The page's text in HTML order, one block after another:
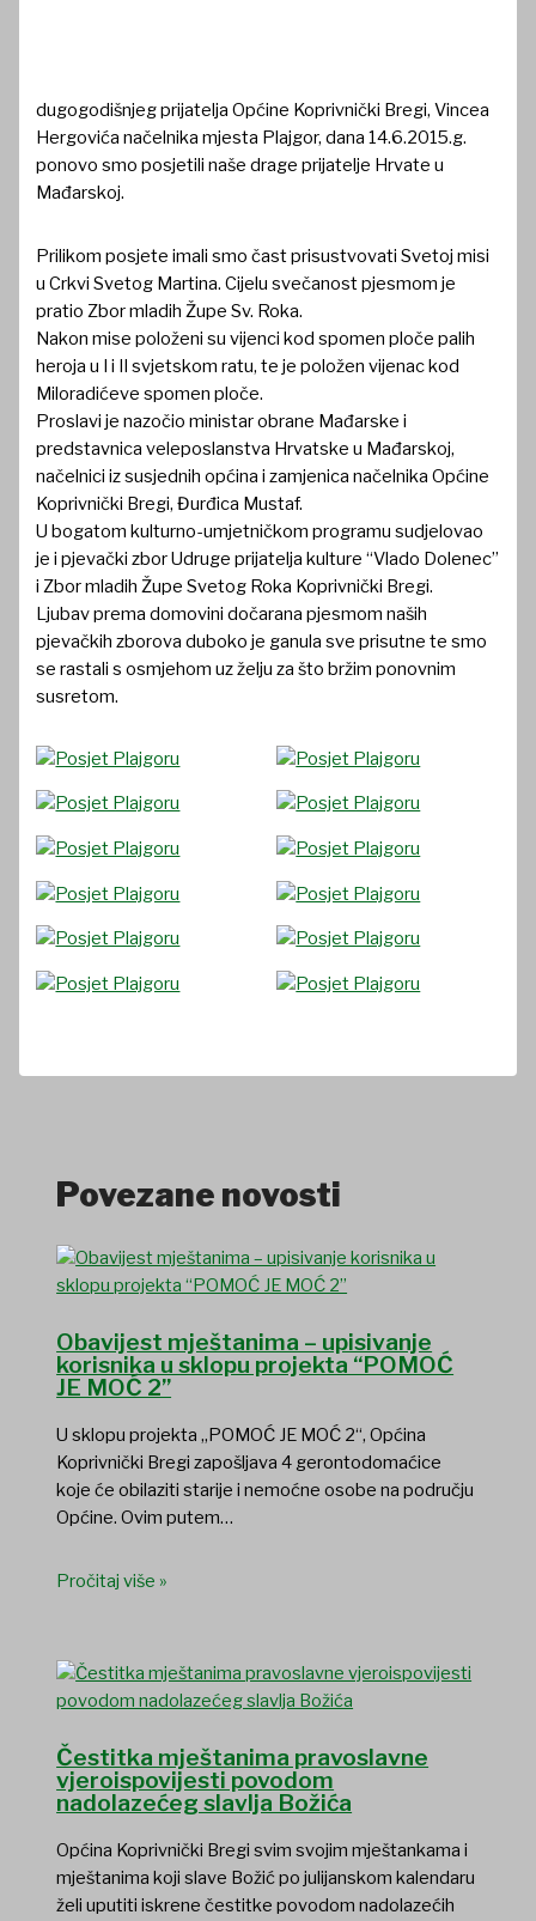
dugogodišnjeg prijatelja Općine Koprivnički Bregi, Vincea
Hergovića načelnika mjesta Plajgor, dana 14.6.2015.g.
ponovo smo posjetili naše drage prijatelje Hrvate u
Mađarskoj.
Prilikom posjete imali smo čast prisustvovati Svetoj misi
u Crkvi Svetog Martina. Cijelu svečanost pjesmom je
pratio Zbor mladih Župe Sv. Roka.
Nakon mise položeni su vijenci kod spomen ploče palih
heroja u I i II svjetskom ratu, te je položen vijenac kod
Miloradićeve spomen ploče.
Proslavi je nazočio ministar obrane Mađarske i
predstavnica veleposlanstva Hrvatske u Mađarskoj,
načelnici iz susjednih općina i zamjenica načelnika Općine
Koprivnički Bregi, Đurđica Mustaf.
U bogatom kulturno-umjetničkom programu sudjelovao
je i pjevački zbor Udruge prijatelja kulture “Vlado Dolenec”
i Zbor mladih Župe Svetog Roka Koprivnički Bregi.
Ljubav prema domovini dočarana pjesmom naših
pjevačkih zborova duboko je ganula sve prisutne te smo
se rastali s osmjehom uz želju za što bržim ponovnim
susretom.
Povezane novosti
Obavijest mještanima – upisivanje
korisnika u sklopu projekta “POMOĆ
JE MOĆ 2”
U sklopu projekta „POMOĆ JE MOĆ 2“, Općina
Koprivnički Bregi zapošljava 4 gerontodomaćice
koje će obilaziti starije i nemoćne osobe na području
Općine. Ovim putem…
Pročitaj više »
Čestitka mještanima pravoslavne
vjeroispovijesti povodom
nadolazećeg slavlja Božića
Općina Koprivnički Bregi svim svojim mještankama i
mještanima koji slave Božić po julijanskom kalendaru
želi uputiti iskrene čestitke povodom nadolazećih